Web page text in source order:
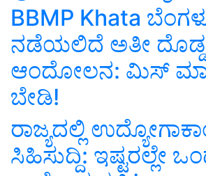
BBMP Khata
ನಡೆಯಲಿದೆ ಅತೀ ದೊಡ್ಡ
ಆಂದೋಲನ: ಮಿಸ್‌
ಬೇಡಿ!
ರಾಜ್ಯದಲ್ಲಿ
ಸಿಹಿಸುದ್ದಿ: ಇಷ್ಟರಲ್ಲೇ